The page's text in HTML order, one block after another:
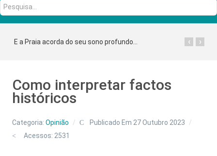
Pesquisa...
E a Praia acorda do seu sono profundo... ›
‹
Como interpretar factos
históricos
Categoria: Opinião
Publicado Em 27 Outubro 2023
Acessos: 2531